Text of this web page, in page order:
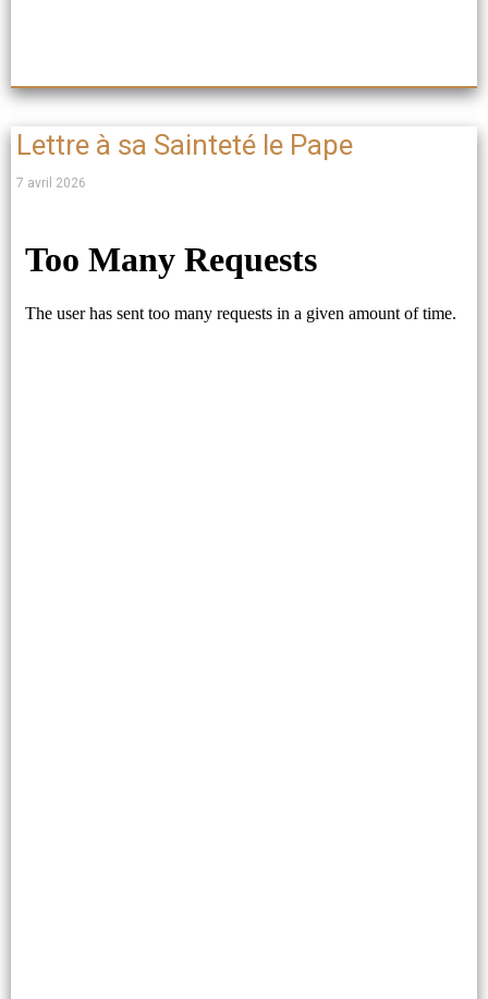
Lettre à sa Sainteté le Pape
7 avril 2026